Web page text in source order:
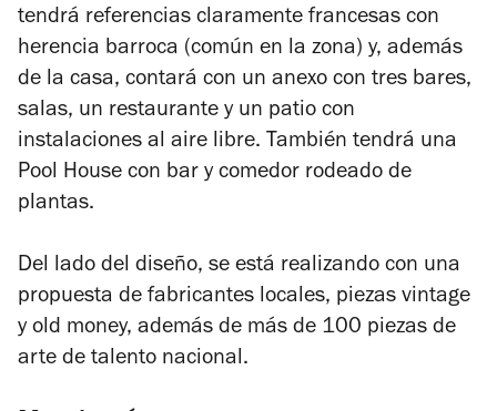
tendrá referencias claramente francesas con
herencia barroca (común en la zona) y, además
de la casa, contará con un anexo con tres bares,
salas, un restaurante y un patio con
instalaciones al aire libre. También tendrá una
Pool House con bar y comedor rodeado de
plantas.
Del lado del diseño, se está realizando con una
propuesta de fabricantes locales, piezas vintage
y old money, además de más de 100 piezas de
arte de talento nacional.